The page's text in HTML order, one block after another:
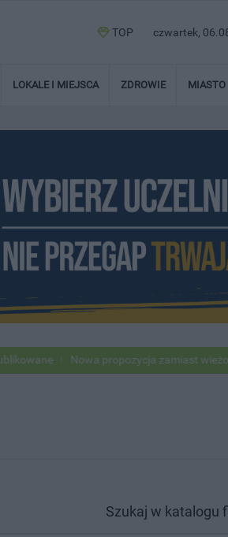
TOP czwartek,
LOKALE I MIEJSCA ZDROWIE MIASTO
Nowa propozycja zamiast wieżowca na
Szukaj w katalogu